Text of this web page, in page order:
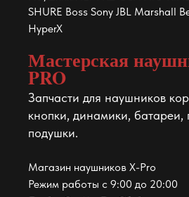
SHURE Boss Sony JBL Marshall
HyperX
Мастерская
PRO
Запчасти для наушников
кнопки, динамики, батареи,
подушки.
Магазин наушников X-Pro
Режим работы с 9:00 до 20:00